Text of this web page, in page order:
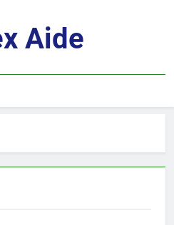
Aide